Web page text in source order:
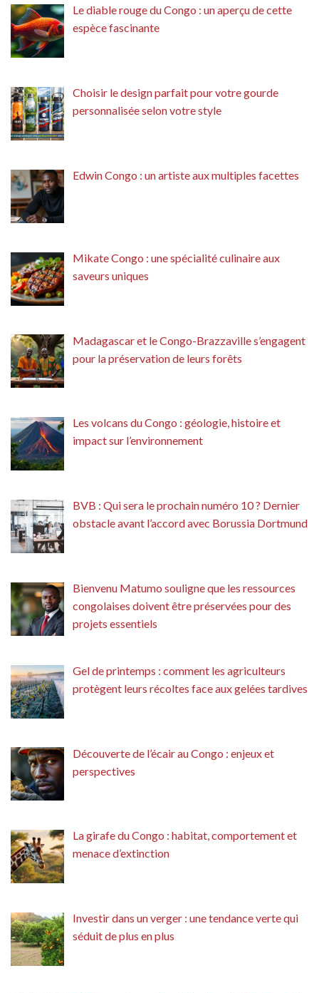
Le diable rouge du Congo : un aperçu de cette
espèce fascinante
Choisir le design parfait pour votre gourde
personnalisée selon votre style
Edwin Congo : un artiste aux multiples facettes
Mikate Congo : une spécialité culinaire aux
saveurs uniques
Madagascar et le Congo-Brazzaville s’engagent
pour la préservation de leurs forêts
Les volcans du Congo : géologie, histoire et
impact sur l’environnement
BVB : Qui sera le prochain numéro 10 ? Dernier
obstacle avant l’accord avec Borussia Dortmund
Bienvenu Matumo souligne que les ressources
congolaises doivent être préservées pour des
projets essentiels
Gel de printemps : comment les agriculteurs
protègent leurs récoltes face aux gelées tardives
Découverte de l’écair au Congo : enjeux et
perspectives
La girafe du Congo : habitat, comportement et
menace d’extinction
Investir dans un verger : une tendance verte qui
séduit de plus en plus